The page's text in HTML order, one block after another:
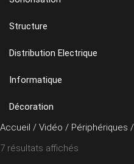
Structure
Distribution Electrique
Informatique
Décoration
Accueil / Vidéo / Périphériques
7 résultats affichés